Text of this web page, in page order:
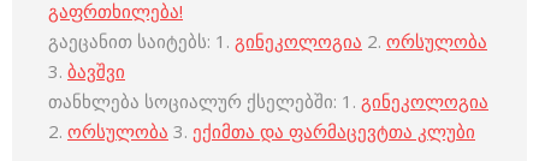
გაფრთხილება!
გაეცანით საიტებს: 1. გინეკოლოგია 2. ორსულობა
3. ბავშვი
თანხლება სოციალურ ქსელებში: 1. გინეკოლოგია
2. ორსულობა 3. ექიმთა და ფარმაცევტთა კლუბი